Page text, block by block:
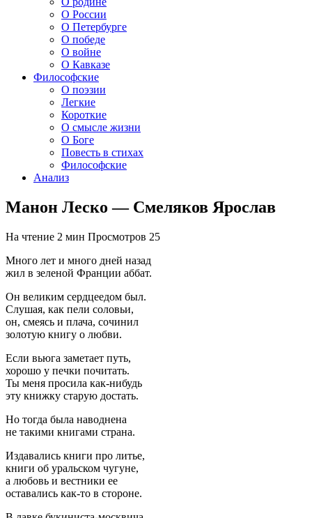
О России
О Петербурге
О победе
О войне
О Кавказе
Философские
О поэзии
Легкие
Короткие
О смысле жизни
О Боге
Повесть в стихах
Философские
Анализ
Манон Леско — Смеляков Ярослав
На чтение 2 мин Просмотров 25
Много лет и много дней назад
жил в зеленой Франции аббат.
Он великим сердцеедом был.
Слушая, как пели соловьи,
он, смеясь и плача, сочинил
золотую книгу о любви.
Если вьюга заметает путь,
хорошо у печки почитать.
Ты меня просила как-нибудь
эту книжку старую достать.
Но тогда была наводнена
не такими книгами страна.
Издавались книги про литье,
книги об уральском чугуне,
а любовь и вестники ее
оставались как-то в стороне.